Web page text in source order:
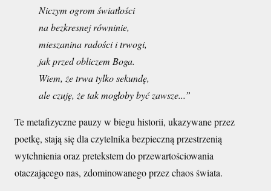
Niczym ogrom światłości
na bezkresnej równinie,
mieszanina radości i trwogi,
jak przed obliczem Boga.
Wiem, że trwa tylko sekundę,
ale czuję, że tak mogłoby być zawsze...”
Te metafizyczne pauzy w biegu historii, ukazywane przez
poetkę, stają się dla czytelnika bezpieczną przestrzenią
wytchnienia oraz pretekstem do przewartościowania
otaczającego nas, zdominowanego przez chaos świata.